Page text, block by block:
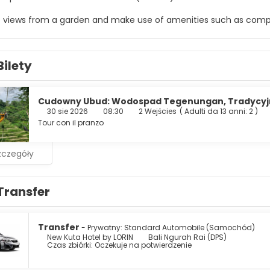
views from a garden and make use of amenities such as
of 70 guestrooms featuring Smart televisions.
is available for your entertainment. Conveniences include
are available daily from 7:00 AM to 10:00 AM for a fee.
include a 24-hour business center, dry cleaning/
of a conference center and 5 meeting rooms. Free self
Cudowny Ubud: Wodospad Tegenungan,
30 sie 2026 08:30 2 Wejścies ( Adulti da 13 anni: 2 )
Tour con il pranzo
Transfer - Prywatny: Standard Automobile (Samochód)
New Kuta Hotel by LORIN
Bali Ngurah Rai (DPS)
Czas zbiórki: Oczekuje na potwierdzenie